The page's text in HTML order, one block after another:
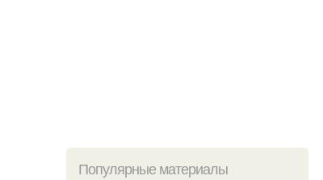
Популярные материалы